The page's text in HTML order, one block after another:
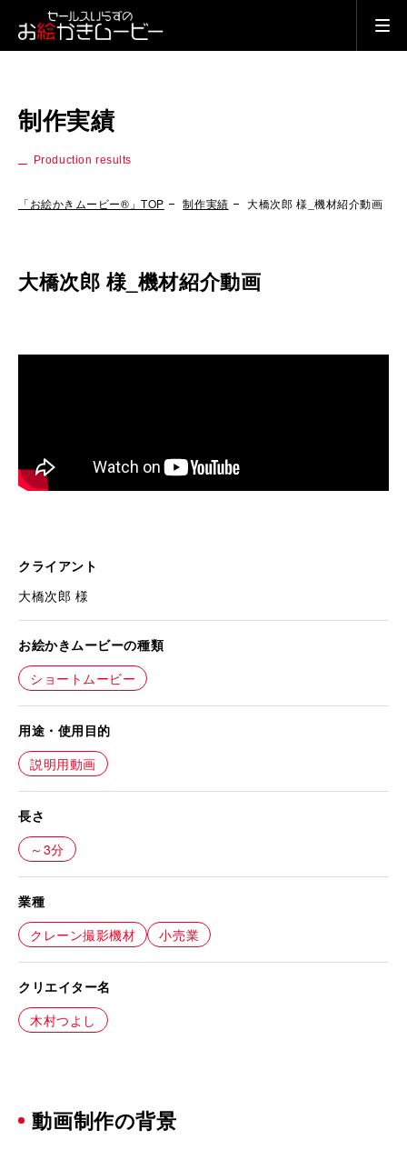
制作実績
Production results
「お絵かきムービー®」TOP 制作実績 大橋次郎 様_機材紹介動画
大橋次郎 様_機材紹介動画
クライアント
大橋次郎 様
お絵かきムービーの種類
ショートムービー
用途・使用目的
説明用動画
長さ
～3分
業種
クレーン撮影機材
小売業
クリエイター名
木村つよし
動画制作の背景